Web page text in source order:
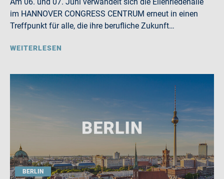
im HANNOVER CONGRESS CENTRUM erneut in einen
Treffpunkt für alle, die ihre berufliche Zukunft…
WEITERLESEN
BERLIN